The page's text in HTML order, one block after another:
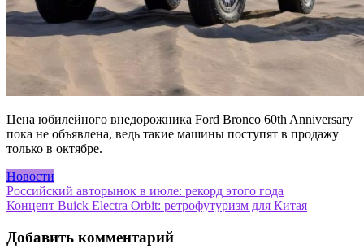
Цена юбилейного внедорожника Ford Bronco 60th Anniversary
пока не объявлена, ведь такие машины поступят в продажу
только в октябре.
Новости
Навигация
по
записям
Российский авторынок в июле: рекорд этого года
Концепт Buick Electra Orbit: ретрофутуризм для Китая
Добавить комментарий